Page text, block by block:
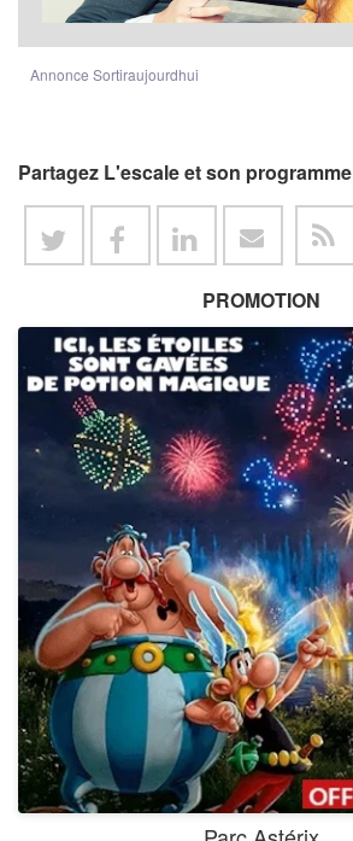
Annonce Sortiraujourdhui
Partagez L'escale et son programme
PROMOTION